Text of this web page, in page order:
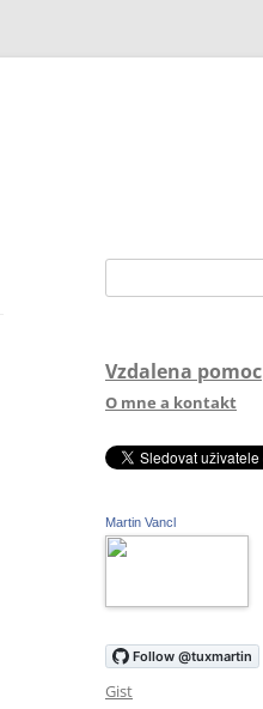
Vzdalena pomoc
O mne a kontakt
Martin Vancl
Gist